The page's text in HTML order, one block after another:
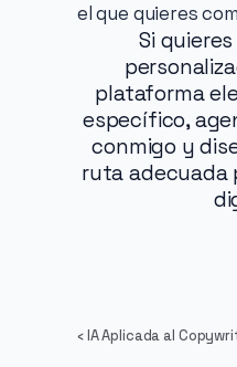
el que quieres
Si
plataforma
específico,
conmigo y
ruta adecuada
‹ IA Aplicada al